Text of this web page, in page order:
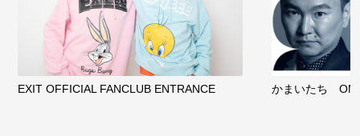
EXIT OFFICIAL FANCLUB ENTRANCE かまいたち